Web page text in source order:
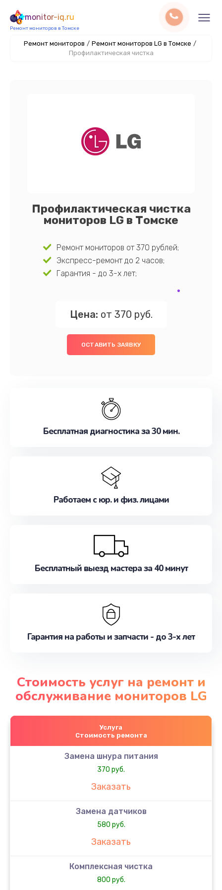
monitor-iq.ru
Ремонт мониторов в Томске
Ремонт мониторов / Ремонт мониторов LG в Томске /
Профилактическая чистка
Профилактическая чистка
мониторов LG в Томске
Ремонт мониторов от 370 рублей;
Экспресс-ремонт до 2 часов;
Гарантия - до 3-х лет;
Цена: от 370 руб.
ОСТАВИТЬ ЗАЯВКУ
Бесплатная диагностика за 30 мин.
Работаем с юр. и физ. лицами
Бесплатный выезд мастера за 40 минут
Гарантия на работы и запчасти - до 3-х лет
Стоимость услуг на ремонт и
обслуживание мониторов LG
Услуга
Стоимость ремонта
Замена шнура питания
370 руб.
Заказать
Замена датчиков
580 руб.
Заказать
Комплексная чистка
800 руб.